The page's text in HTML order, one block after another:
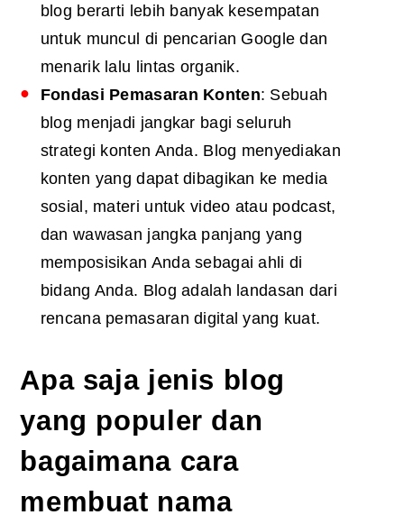
blog berarti lebih banyak kesempatan
untuk muncul di pencarian Google dan
menarik lalu lintas organik.
Fondasi Pemasaran Konten: Sebuah
blog menjadi jangkar bagi seluruh
strategi konten Anda. Blog menyediakan
konten yang dapat dibagikan ke media
sosial, materi untuk video atau podcast,
dan wawasan jangka panjang yang
memposisikan Anda sebagai ahli di
bidang Anda. Blog adalah landasan dari
rencana pemasaran digital yang kuat.
Apa saja jenis blog
yang populer dan
bagaimana cara
membuat nama